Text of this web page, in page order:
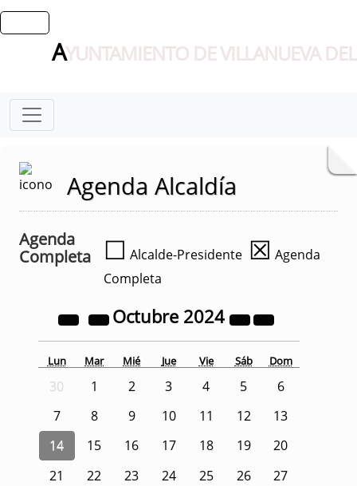
AYUNTAMIENTO DE VILLANUEVA
Agenda Alcaldía
Agenda
Completa
☐ Alcalde-Presidente ☒ Agenda
Completa
Octubre 2024
Lun Mar Mié Jue Vie Sáb Dom
30 1 2 3 4 5
6
7
8 9 10 11 12
13
14
15 16 17 18 19
20
21
22 23 24 25 26
27